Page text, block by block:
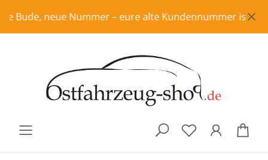
Zum Hauptinhalt springen
Bude, neue Nummer – eure alte Kundennummer ist in